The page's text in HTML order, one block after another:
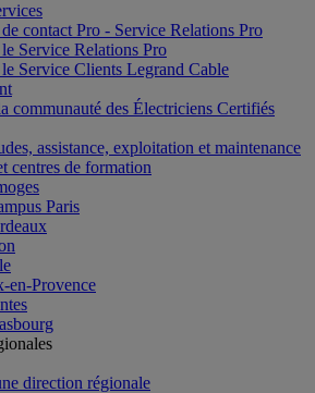
contact Pro - Service Relations Pro
Service Relations Pro
Service Clients Legrand Cable
communauté des Électriciens Certifiés
assistance, exploitation et maintenance
centres de formation
Paris
en-Provence
direction régionale